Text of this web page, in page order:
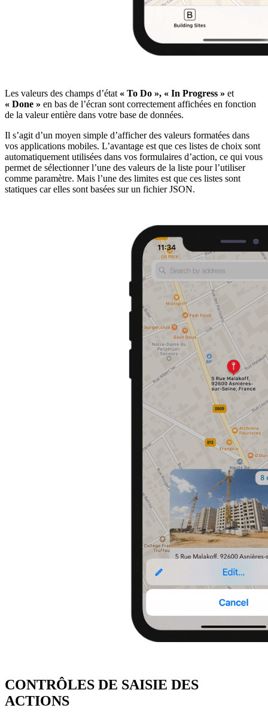
Les valeurs des champs d’état « To Do », « In Progress » et
« Done » en bas de l’écran sont correctement affichées en fonction
de la valeur entière dans votre base de données.
Il s’agit d’un moyen simple d’afficher des valeurs formatées dans
vos applications mobiles. L’avantage est que ces listes de choix sont
automatiquement utilisées dans vos formulaires d’action, ce qui vous
permet de sélectionner l’une des valeurs de la liste pour l’utiliser
comme paramètre. Mais l’une des limites est que ces listes sont
statiques car elles sont basées sur un fichier JSON.
CONTRÔLES DE SAISIE DES
ACTIONS